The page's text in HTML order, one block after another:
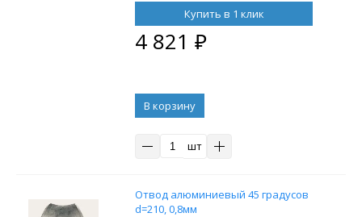
Купить в 1 клик
4 821 ₽
В корзину
шт
Отвод алюминиевый 45 градусов
d=210, 0,8мм